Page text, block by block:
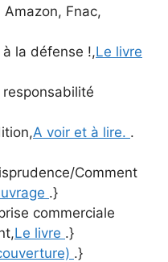
Amazon, Fnac,
à la défense !,Le livre
responsabilité
A voir et à lire. .
Comment
.}
commerciale
Le livre .}
.}